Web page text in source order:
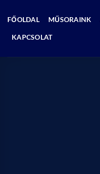
FŐOLDAL MŰSORAINK
KAPCSOLAT